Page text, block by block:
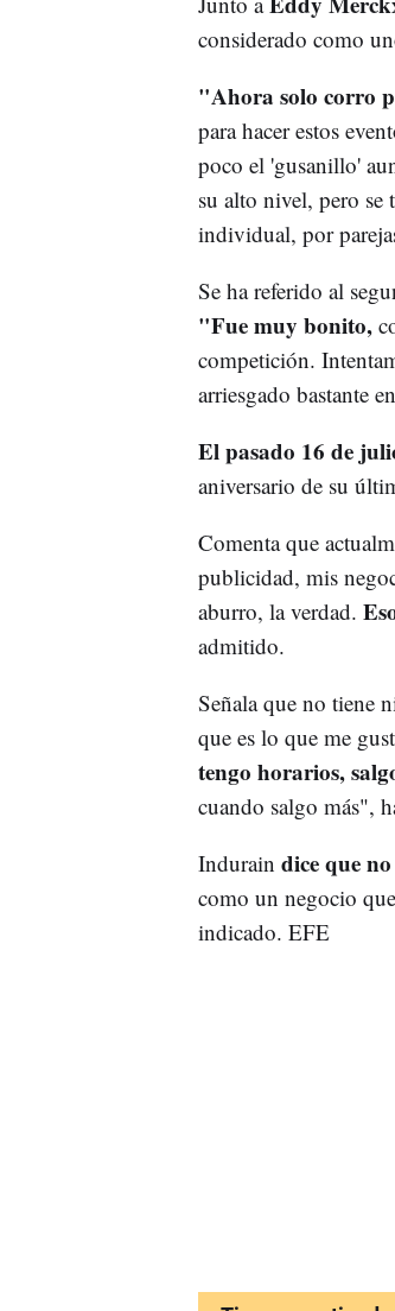
considerado como
"Ahora solo corro
para hacer estos
poco el 'gusanillo'
su alto nivel, pero se
individual, por
Se ha referido al
"Fue muy bonito,
competición.
arriesgado bastante
El pasado 16 de
aniversario de su
Comenta que
publicidad, mis
aburro, la verdad.
admitido.
Señala que no tiene
que es lo que me
tengo horarios,
cuando salgo más",
Indurain dice que
como un negocio
indicado. EFE